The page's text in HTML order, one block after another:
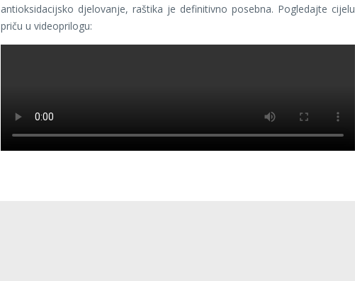
antioksidacijsko djelovanje, raštika je definitivno posebna. Pogledajte cijelu
priču u videoprilogu: